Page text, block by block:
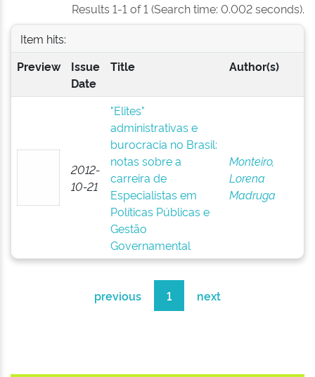
Results 1-1 of 1 (Search time: 0.002 seconds).
Item hits:
Preview
Issue
Date
Title Author(s)
2012-
10-21
"Elites"
administrativas e
burocracia no Brasil:
notas sobre a
carreira de
Especialistas em
Políticas Públicas e
Gestão
Governamental
Monteiro,
Lorena
Madruga
previous 1 next